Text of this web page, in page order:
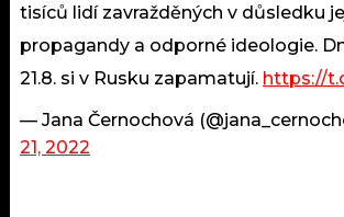
tisíců lidí zavražděných v důsledku
propagandy a odporné ideologie.
21.8. si v Rusku zapamatují. https://
— Jana Černochová
21, 2022